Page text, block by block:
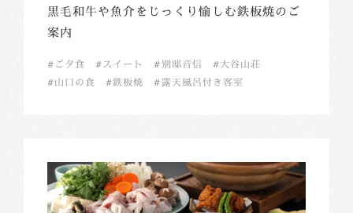
黒毛和牛や魚介をじっくり愉しむ鉄板焼のご
案内
ご夕食 スイート 別邸音信
大谷山荘
山口の食
鉄板焼 露天風呂付き客室